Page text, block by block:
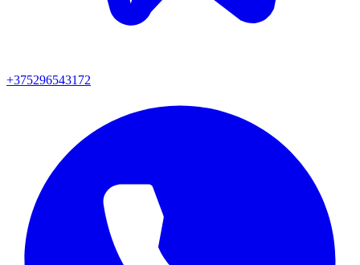
+375296543172